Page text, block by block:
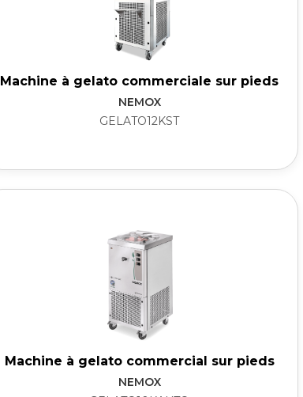
Machine à gelato commerciale sur pieds
NEMOX
GELATO12KST
Machine à gelato commercial sur pieds
NEMOX